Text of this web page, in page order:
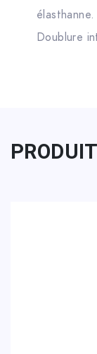
élasthanne.
Doublure